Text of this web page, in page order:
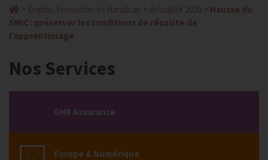
> Emploi, Formation et Handicap > Actualité 2026 > Hausse du
SMIC : préserver les conditions de réussite de
l’apprentissage
Nos Services
GHR Assurance
Europe & Numérique